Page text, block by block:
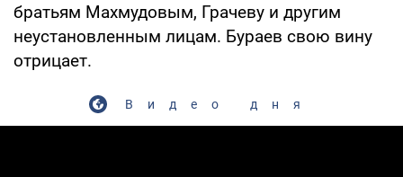
братьям Махмудовым, Грачеву и другим
неустановленным лицам. Бураев свою вину
отрицает.
Видео дня